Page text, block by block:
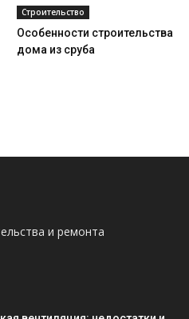
Строительство
Особенности строительства
дома из сруба
и ремонта